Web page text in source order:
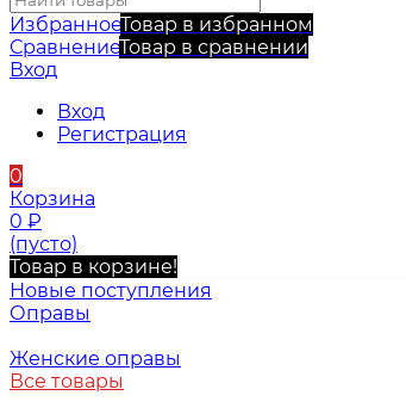
ИзбранноеТовар в избранном
СравнениеТовар в сравнении
Вход
Вход
Регистрация
0
Корзина
0 ₽
(пусто)
Товар в корзине!
Новые поступления
Оправы
Женские оправы
Все товары